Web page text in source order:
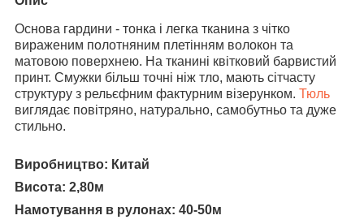
Основа гардини - тонка і легка тканина з чітко
вираженим полотняним плетінням волокон та
матовою поверхнею. На тканині квітковий барвистий
принт. Смужки більш точні ніж тло, мають сітчасту
структуру з рельєфним фактурним візерунком. Тюль
виглядає повітряно, натурально, самобутньо та дуже
стильно.
Виробництво: Китай
Висота: 2,80м
Намотування в рулонах: 40-50м